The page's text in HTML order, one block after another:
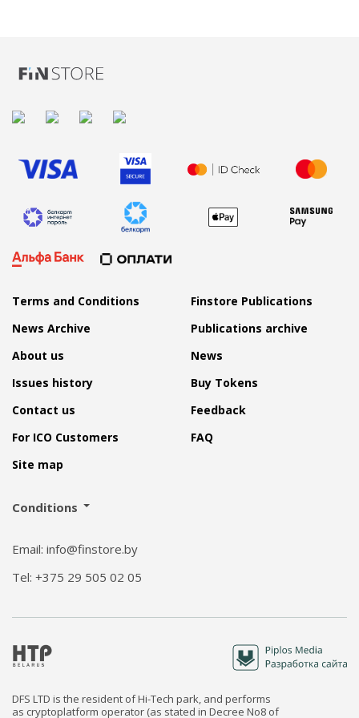
Terms and Conditions
Finstore Publications
News Archive
Publications archive
About us
News
Issues history
Buy Tokens
Contact us
Feedback
For ICO Customers
FAQ
Site map
Conditions
Email: info@finstore.by
Tel: +375 29 505 02 05
DFS LTD is the resident of Hi-Tech park, and performs
as cryptoplatform operator (as stated in Decree No8 of